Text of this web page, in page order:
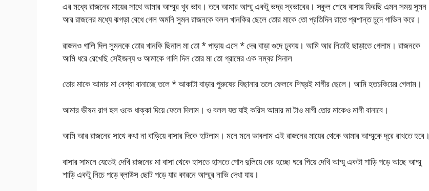
এর মধ্যে রাজনের মায়ের সাথে আমার আম্মুর খুব ভাব। তবে আমার আম্মু একটু ভদ্র স্বভাবের। স্কুল শেষে বাসায় ফিরছি এমন সময় সুমন
আর রাজনের মধ্যে ঝগড়া বেধে গেল অমনি সুমন রাজনকে বলল খানকির ছেলে তোর মাকে তো প্রতিদিন রাতে প্রশান্ত চুদে গাভিন করে।
রাজনও গালি দিল সুমনকে তোর খানকি ছিনাল মা তো * পাড়ায় এসে * দের বাড়া গুদে ঢুকায়। আমি আর নিতাই ছাড়াতে গেলাম। রাজনকে
আমি ধরে রেখেছি সেইজন্য ও আমাকে গালি দিল তোর মা তো গ্রামের এক নম্বর সিনাল
তোর মাকে আমার মা বেশ্যা বানাচ্ছে তলে * আকাটা বাড়ার পুরুষের বিছানার তলে ফেলবে শিঘ্রই মাগীর ছেলে। আমি হতচকিয়ের গেলাম।
আমার ভীষন রাগ হল ওকে ধাক্কা দিয়ে ফেলে দিলাম। ও বলল যত যাই করিস আমার মা টাও মাগী তোর মাকেও মাগী বানাবে।
আমি আর রাজনের সাথে কথা না বাড়িয়ে বাসার দিকে হাটলাম। মনে মনে ভাবলাম এই রাজনের মায়ের থেকে আমার আম্মুকে দূরে রাখতে হবে।
বাসার সামনে যেতেই দেখি রাজনের মা বাসা থেকে হাসতে হাসতে পোদ দুলিয়ে বের হচ্ছে৷ ঘরে গিয়ে দেখি আম্মু একটা শাড়ি পড়ে আছে আম্মু
শাড়ি একটু নিচে পড়ে ব্লাউস ছোট পড়ে যার কারনে আম্মুর নাভি দেখা যায়।